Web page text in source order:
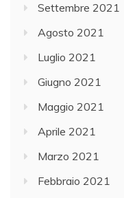
Settembre 2021
Agosto 2021
Luglio 2021
Giugno 2021
Maggio 2021
Aprile 2021
Marzo 2021
Febbraio 2021